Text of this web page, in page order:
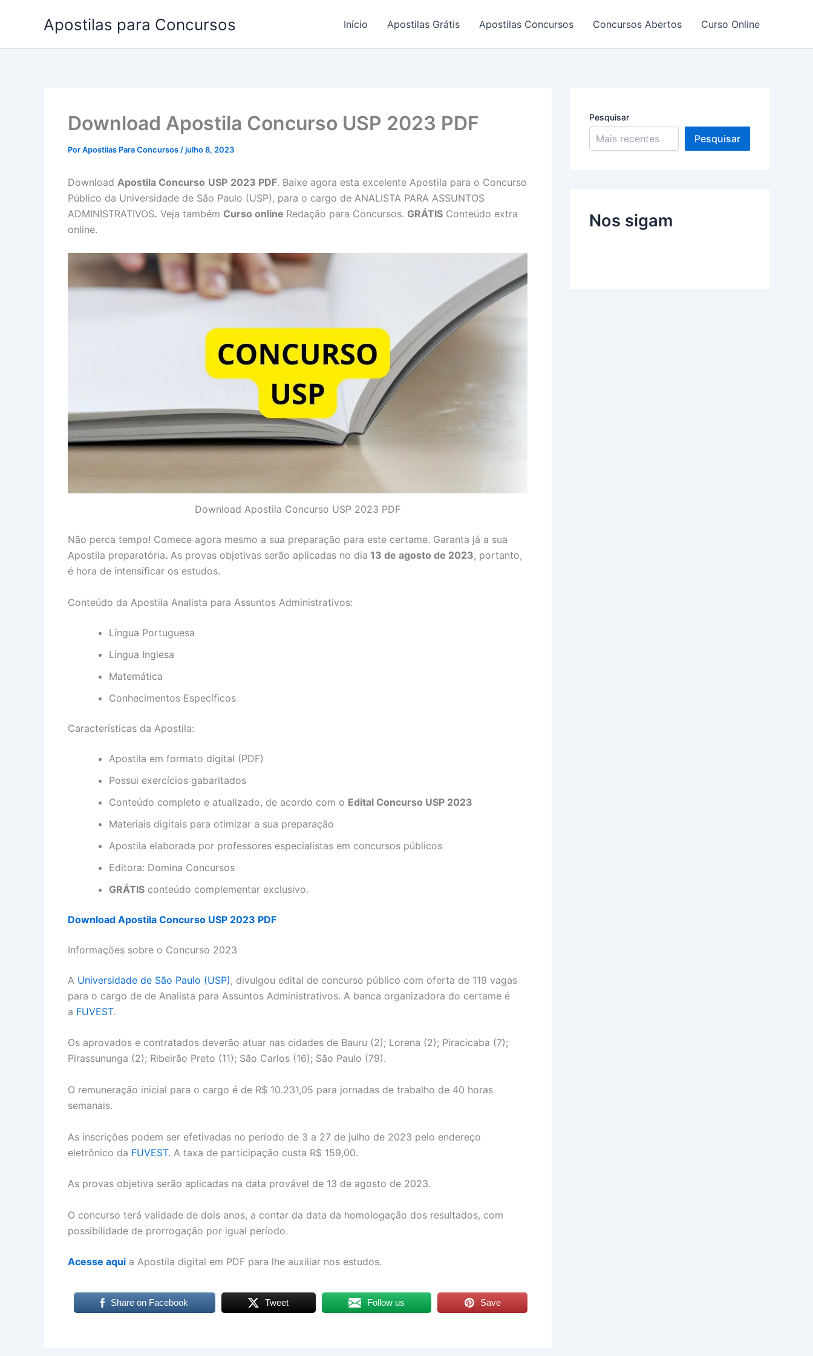
Apostilas para Concursos Início Apostilas Grátis Apostilas Concursos Concursos Abertos Curso Online
Download Apostila Concurso USP 2023 PDF
PorApostilas Para Concursos /julho 8, 2023
Download Apostila Concurso USP 2023 PDF. Baixe agora esta excelente Apostila para o Concurso
Público da Universidade de São Paulo (USP), para o cargo de ANALISTA PARA ASSUNTOS
ADMINISTRATIVOS. Veja também Curso online Redação para Concursos. GRÁTIS Conteúdo extra
online.
Download Apostila Concurso USP 2023 PDF
Não perca tempo! Comece agora mesmo a sua preparação para este certame. Garanta já a sua
Apostila preparatória. As provas objetivas serão aplicadas no dia 13 de agosto de 2023, portanto,
é hora de intensificar os estudos.
Conteúdo da Apostila Analista para Assuntos Administrativos:
Língua Portuguesa
Língua Inglesa
Matemática
Conhecimentos Específicos
Características da Apostila:
Apostila em formato digital (PDF)
Possui exercícios gabaritados
Conteúdo completo e atualizado, de acordo com o Edital Concurso USP 2023
Materiais digitais para otimizar a sua preparação
Apostila elaborada por professores especialistas em concursos públicos
Editora: Domina Concursos
GRÁTIS conteúdo complementar exclusivo.
Download Apostila Concurso USP 2023 PDF
Informações sobre o Concurso 2023
A Universidade de São Paulo (USP) , divulgou edital de concurso público com oferta de 119 vagas
para o cargo de de Analista para Assuntos Administrativos. A banca organizadora do certame é
a FUVEST.
Os aprovados e contratados deverão atuar nas cidades de Bauru (2); Lorena (2); Piracicaba (7);
Pirassununga (2); Ribeirão Preto (11); São Carlos (16); São Paulo (79).
O remuneração inicial para o cargo é de R$ 10.231,05 para jornadas de trabalho de 40 horas
semanais.
As inscrições podem ser efetivadas no período de 3 a 27 de julho de 2023 pelo endereço
eletrônico da FUVEST. A taxa de participação custa R$ 159,00.
As provas objetiva serão aplicadas na data provável de 13 de agosto de 2023.
O concurso terá validade de dois anos, a contar da data da homologação dos resultados, com
possibilidade de prorrogação por igual período.
Acesse aqui a Apostila digital em PDF para lhe auxiliar nos estudos.
Share on Facebook Tweet Follow us Save
Pesquisar
Pesquisar
Nos sigam